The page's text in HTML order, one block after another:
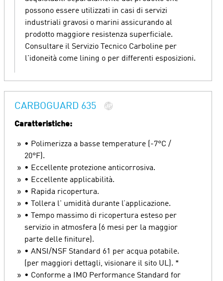
possono essere utilizzati in casi di servizi
industriali gravosi o marini assicurando al
prodotto maggiore resistenza superficiale.
Consultare il Servizio Tecnico Carboline per
l'idoneità come lining o per differenti esposizioni.
CARBOGUARD 635
Caratteristiche:
• Polimerizza a basse temperature (-7°C /
20°F).
• Eccellente protezione anticorrosiva.
• Eccellente applicabilità.
• Rapida ricopertura.
• Tollera l' umidità durante l’applicazione.
• Tempo massimo di ricopertura esteso per
servizio in atmosfera (6 mesi per la maggior
parte delle finiture).
• ANSI/NSF Standard 61 per acqua potabile.
(per maggiori dettagli, visionare il sito UL). *
• Conforme a IMO Performance Standard for